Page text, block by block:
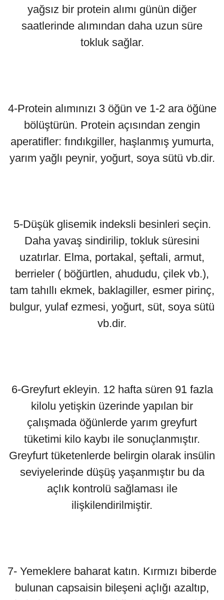
yağsız bir protein alımı günün diğer
saatlerinde alımından daha uzun süre
tokluk sağlar.
4-Protein alımınızı 3 öğün ve 1-2 ara öğüne
bölüştürün. Protein açısından zengin
aperatifler: fındıkgiller, haşlanmış yumurta,
yarım yağlı peynir, yoğurt, soya sütü vb.dir.
5-Düşük glisemik indeksli besinleri seçin.
Daha yavaş sindirilip, tokluk süresini
uzatırlar. Elma, portakal, şeftali, armut,
berrieler ( böğürtlen, ahududu, çilek vb.),
tam tahıllı ekmek, baklagiller, esmer pirinç,
bulgur, yulaf ezmesi, yoğurt, süt, soya sütü
vb.dir.
6-Greyfurt ekleyin. 12 hafta süren 91 fazla
kilolu yetişkin üzerinde yapılan bir
çalışmada öğünlerde yarım greyfurt
tüketimi kilo kaybı ile sonuçlanmıştır.
Greyfurt tüketenlerde belirgin olarak insülin
seviyelerinde düşüş yaşanmıştır bu da
açlık kontrolü sağlaması ile
ilişkilendirilmiştir.
7- Yemeklere baharat katın. Kırmızı biberde
bulunan capsaisin bileşeni açlığı azaltıp,